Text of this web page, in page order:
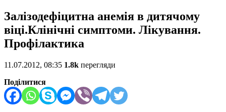
Залізодефіцитна анемія в дитячому
віці.Клінічні симптоми. Лікування.
Профілактика
11.07.2012, 08:35 1.8k перегляди
Поділитися